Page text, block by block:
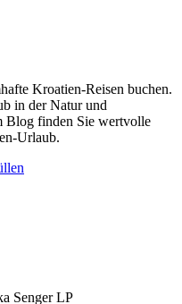
Kroatien-Reisen buchen.
in der Natur und
Blog finden Sie wertvolle
Urlaub.
Senger LP